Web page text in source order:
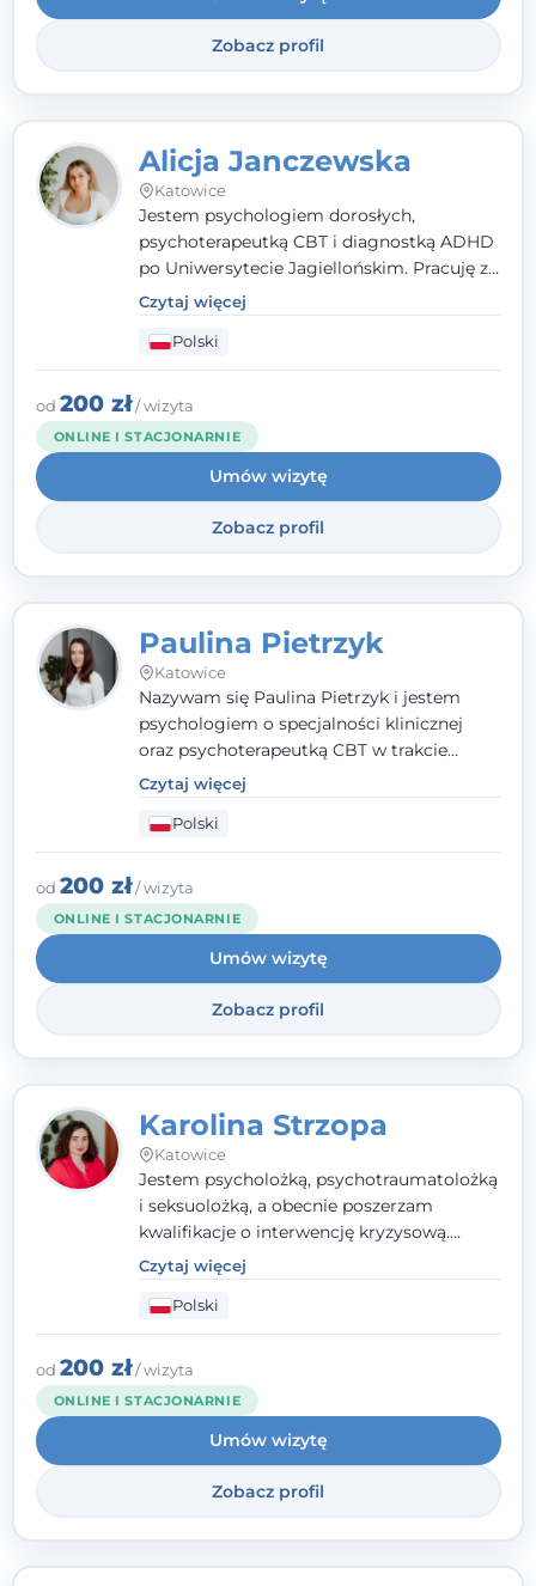
Zobacz profil
Alicja Janczewska
Katowice
Jestem psychologiem dorosłych,
psychoterapeutką CBT i diagnostką ADHD
po Uniwersytecie Jagiellońskim. Pracuję z
dorosłymi, młodzieżą i dziećmi, opierając
pomoc na zrozumieniu indywidualnych
potrzeb i więzi zbudowanej na zaufaniu.
Terapia to dla mnie bezpieczne miejsce, w
którym poczujesz się wysłuchany i
zrozumiany.
Czytaj więcej
Polski
od 200 zł/ wizyta
ONLINE I STACJONARNIE
Umów wizytę
Zobacz profil
Paulina Pietrzyk
Katowice
Nazywam się Paulina Pietrzyk i jestem
psychologiem o specjalności klinicznej
oraz psychoterapeutką CBT w trakcie
szkolenia. Pracuję z dorosłymi, którzy
szukają wsparcia w trudnych momentach -
w obliczu lęku, przewlekłego stresu,
natłoku myśli, obniżonego nastroju,
wypalenia czy kryzysu, a także po prostu
chcą lepiej poznać siebie.
Czytaj więcej
Polski
od 200 zł/ wizyta
ONLINE I STACJONARNIE
Umów wizytę
Zobacz profil
Karolina Strzopa
Katowice
Jestem psycholożką, psychotraumatolożką
i seksuolożką, a obecnie poszerzam
kwalifikacje o interwencję kryzysową.
Pracuję w nurcie terapii trzeciej fali, łącząc
metody o potwierdzonej skuteczności.
Towarzyszę młodzieży, dorosłym i parom w
radzeniu sobie z bolesnymi
doświadczeniami tak, by mogli żyć pełniej.
Czytaj więcej
Polski
od 200 zł/ wizyta
ONLINE I STACJONARNIE
Umów wizytę
Zobacz profil